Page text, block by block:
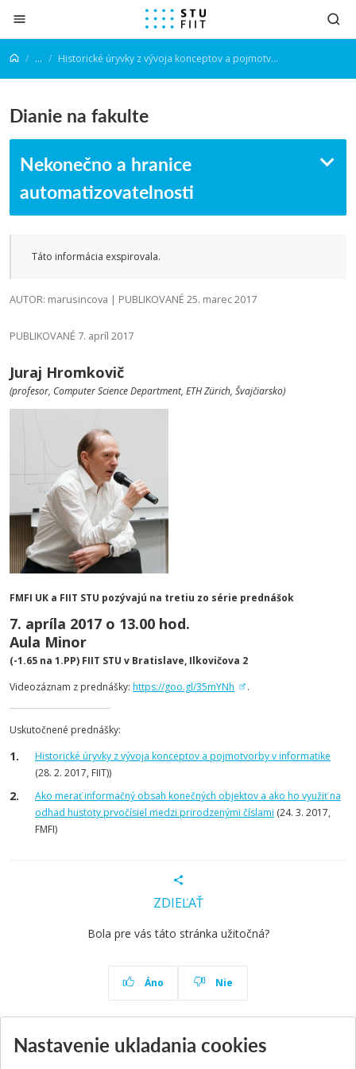
Prejsť na obsah
... Historické úryvky z vývoja konceptov a pojmotvorby v informatike III
Dianie na fakulte
Nekonečno a hranice
automatizovatelnosti
Táto informácia exspirovala.
AUTOR: marusincova | PUBLIKOVANÉ 25. marec 2017
PUBLIKOVANÉ 7. apríl 2017
Juraj Hromkovič
(profesor, Computer Science Department, ETH Zürich, Švajčiarsko)
FMFI UK a FIIT STU pozývajú na tretiu zo série prednášok
7. apríla 2017 o 13.00 hod.
Aula Minor
(-1.65 na 1.PP) FIIT STU v Bratislave, Ilkovičova 2
Videozáznam z prednášky: https://goo.gl/35mYNh .
Uskutočnené prednášky:
Historické úryvky z vývoja konceptov a pojmotvorby v informatike
(28. 2. 2017, FIIT))
Ako merať informačný obsah konečných objektov a ako ho využiť na
odhad hustoty prvočísiel medzi prirodzenými číslami (24. 3. 2017,
FMFI)
ZDIEĽAŤ
Bola pre vás táto stránka užitočná?
Áno Nie
Nastavenie ukladania cookies